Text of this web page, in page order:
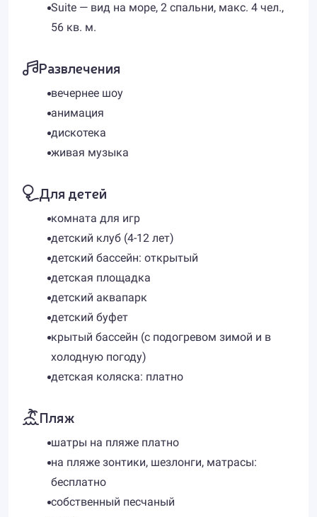
Suite — вид на море, 2 спальни, макс. 4 чел.,
56 кв. м.
Развлечения
вечернее шоу
анимация
дискотека
живая музыка
Для детей
комната для игр
детский клуб (4-12 лет)
детский бассейн: открытый
детская площадка
детский аквапарк
детский буфет
крытый бассейн (с подогревом зимой и в
холодную погоду)
детская коляска: платно
Пляж
шатры на пляже платно
на пляже зонтики, шезлонги, матрасы:
бесплатно
собственный песчаный